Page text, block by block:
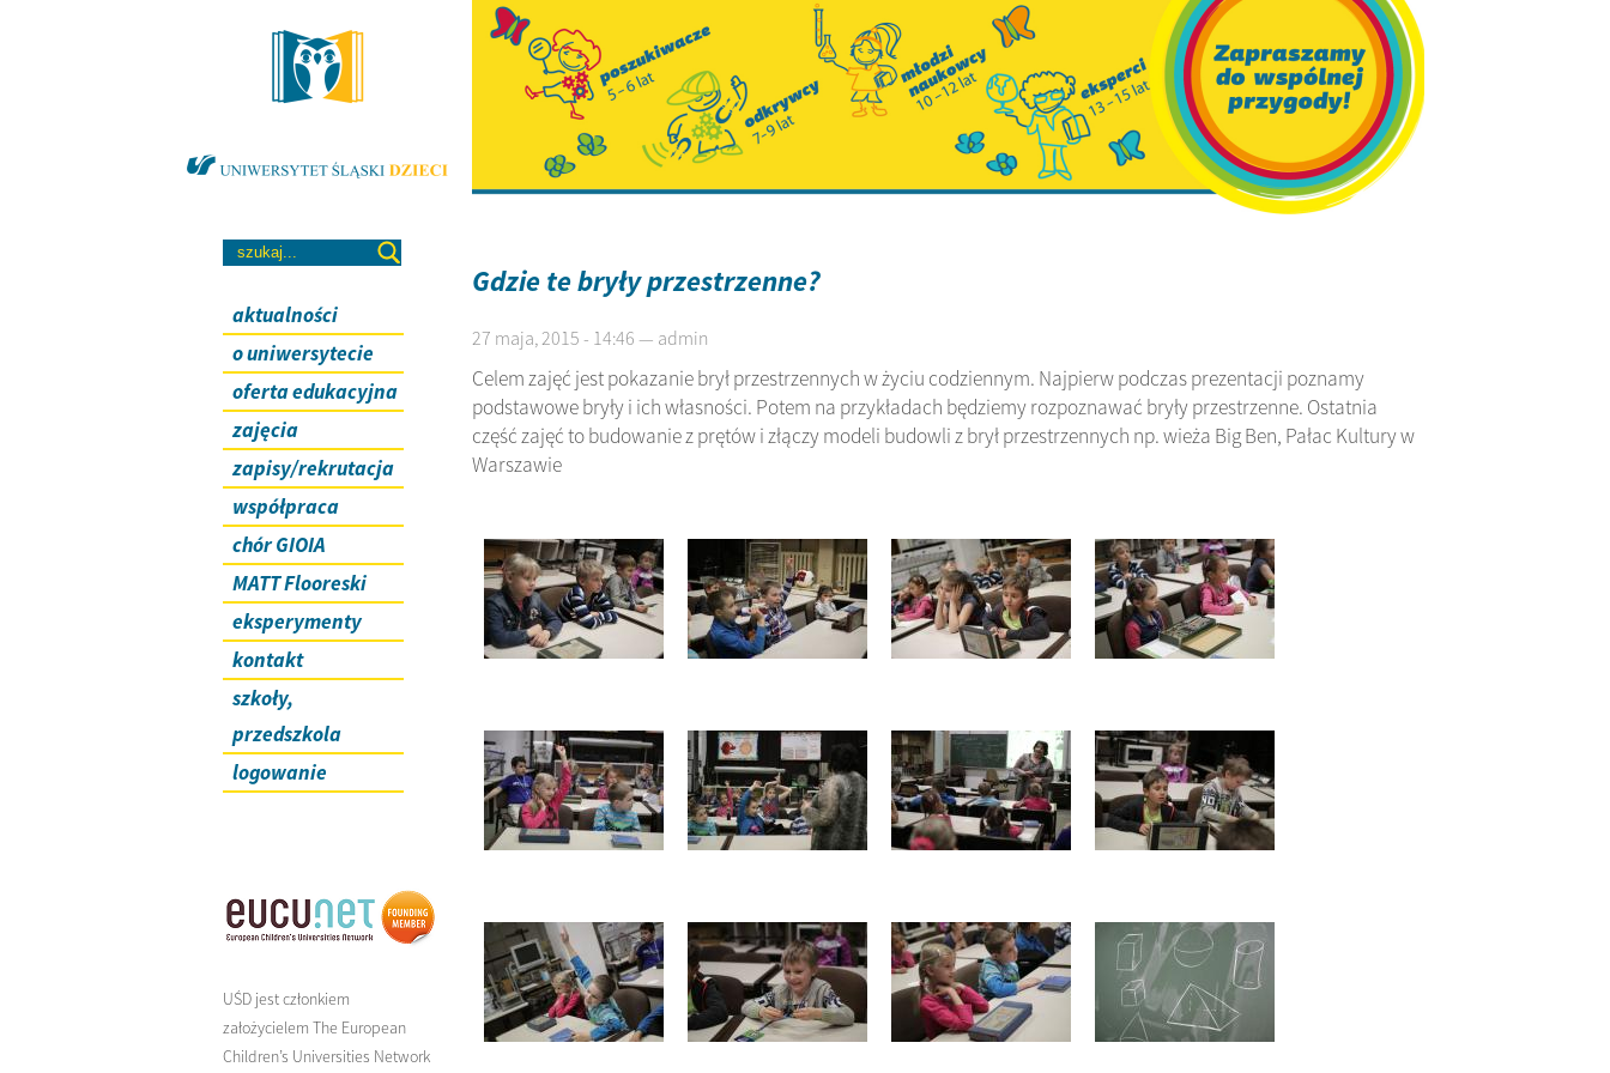
aktualności
o uniwersytecie
oferta edukacyjna
zajęcia
zapisy/rekrutacja
współpraca
chór GIOIA
MATT Flooreski
eksperymenty
kontakt
szkoły,
przedszkola
logowanie
UŚD jest członkiem
założycielem The European
Children’s Universities Network
Gdzie te bryły przestrzenne?
27 maja, 2015 - 14:46 — admin
Celem zajęć jest pokazanie brył przestrzennych w życiu codziennym. Najpierw podczas prezentacji poznamy
podstawowe bryły i ich własności. Potem na przykładach będziemy rozpoznawać bryły przestrzenne. Ostatnia
część zajęć to budowanie z prętów i złączy modeli budowli z brył przestrzennych np. wieża Big Ben, Pałac Kultury w
Warszawie